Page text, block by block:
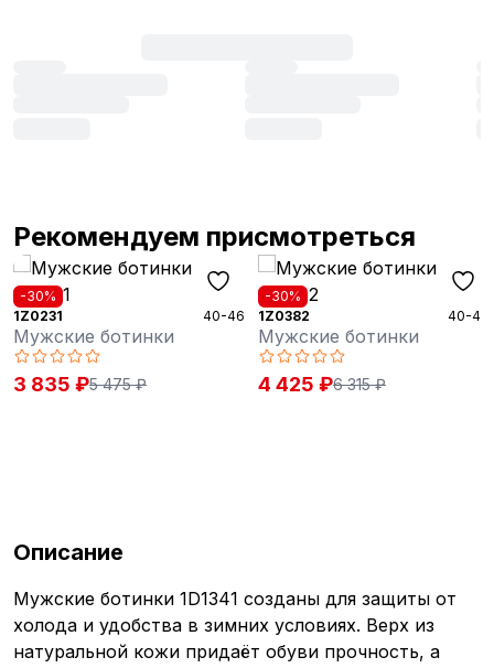
Рекомендуем присмотреться
-30%
1Z0231
40-46
Мужские ботинки
3 835 ₽5 475 ₽
-30%
1Z0382
40-46
Мужские ботинки
4 425 ₽6 315 ₽
Описание
Мужские ботинки 1D1341 созданы для защиты от
холода и удобства в зимних условиях. Верх из
натуральной кожи придаёт обуви прочность, а